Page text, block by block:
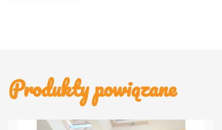
Produkty powiązane